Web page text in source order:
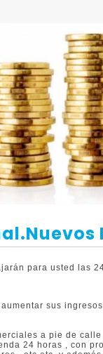
como
para usted las
sus
a pie de
24 horas , con